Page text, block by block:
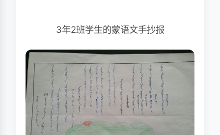
3年2班学生的蒙语文手抄报